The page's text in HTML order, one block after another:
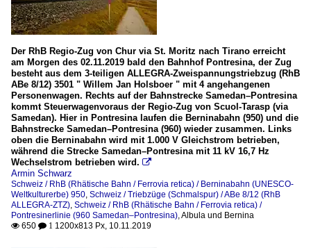
Der RhB Regio-Zug von Chur via St. Moritz nach Tirano erreicht
am Morgen des 02.11.2019 bald den Bahnhof Pontresina, der Zug
besteht aus dem 3-teiligen ALLEGRA-Zweispannungstriebzug (RhB
ABe 8/12) 3501 " Willem Jan Holsboer " mit 4 angehangenen
Personenwagen. Rechts auf der Bahnstrecke Samedan–Pontresina
kommt Steuerwagenvoraus der Regio-Zug von Scuol-Tarasp (via
Samedan). Hier in Pontresina laufen die Berninabahn (950) und die
Bahnstrecke Samedan–Pontresina (960) wieder zusammen. Links
oben die Berninabahn wird mit 1.000 V Gleichstrom betrieben,
während die Strecke Samedan–Pontresina mit 11 kV 16,7 Hz
Wechselstrom betrieben wird. 
Armin Schwarz
Schweiz / RhB (Rhätische Bahn / Ferrovia retica) / Berninabahn (UNESCO-
Weltkulturerbe) 950, Schweiz / Triebzüge (Schmalspur) / ABe 8/12 (RhB
ALLEGRA-ZTZ), Schweiz / RhB (Rhätische Bahn / Ferrovia retica) /
Pontresinerlinie (960 Samedan–Pontresina),Albula und Bernina
 650  1 1200x813 Px, 10.11.2019